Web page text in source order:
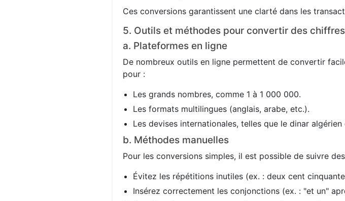
Ces conversions garantissent une clarté dans les
5. Outils et méthodes pour convertir des
a. Plateformes en ligne
De nombreux outils en ligne permettent de convertir
pour :
Les grands nombres, comme 1 à 1 000 000.
Les formats multilingues (anglais, arabe, etc.).
Les devises internationales, telles que le dinar
b. Méthodes manuelles
Pour les conversions simples, il est possible de suivre
Évitez les répétitions inutiles (ex. : deux cent
Insérez correctement les conjonctions (ex. : "et un"